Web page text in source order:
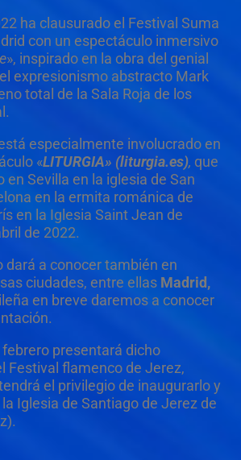
ha clausurado el Festival Suma
con un espectáculo inmersivo
», inspirado en la obra del genial
expresionismo abstracto Mark
total de la Sala Roja de los
especialmente involucrado en
«LITURGIA» (liturgia.es), que
en Sevilla en la iglesia de San
en la ermita románica de
en la Iglesia Saint Jean de
de 2022.
dará a conocer también en
ciudades, entre ellasMadrid,
en breve daremos a conocer
presentará dicho
Festival flamenco de Jerez,
el privilegio de inaugurarlo y
Iglesia de Santiago de Jerez de